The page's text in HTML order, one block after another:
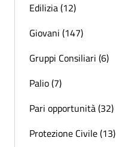
Edilizia (12)
Giovani (147)
Gruppi Consiliari (6)
Palio (7)
Pari opportunità (32)
Protezione Civile (13)